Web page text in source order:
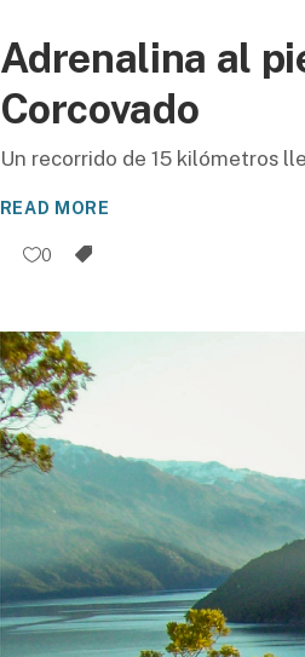
Adrenalina al
Corcovado
Un recorrido de 15 kilómetros
READ MORE
0